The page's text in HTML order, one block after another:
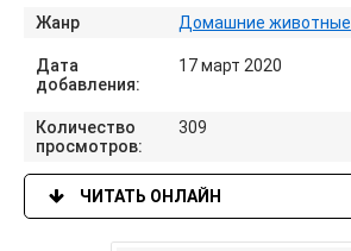
Жанр Домашние животные
Дата
добавления:
17 март 2020
Количество
просмотров:
309
ЧИТАТЬ ОНЛАЙН